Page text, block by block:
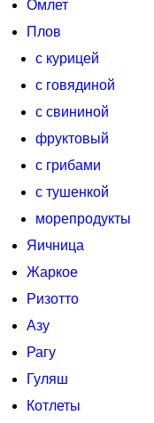
Омлет
Плов
с курицей
с говядиной
с свининой
фруктовый
с грибами
с тушенкой
морепродукты
Яичница
Жаркое
Ризотто
Азу
Рагу
Гуляш
Котлеты